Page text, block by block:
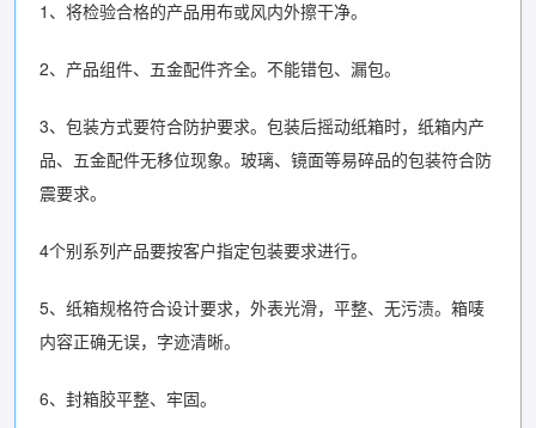
1、将检验合格的产品用布或风内外擦干净。
2、产品组件、五金配件齐全。不能错包、漏包。
3、包装方式要符合防护要求。包装后摇动纸箱时，纸箱内产
品、五金配件无移位现象。玻璃、镜面等易碎品的包装符合防
震要求。
4个别系列产品要按客户指定包装要求进行。
5、纸箱规格符合设计要求，外表光滑，平整、无污渍。箱唛
内容正确无误，字迹清晰。
6、封箱胶平整、牢固。